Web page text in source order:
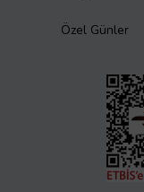
Özel Günler